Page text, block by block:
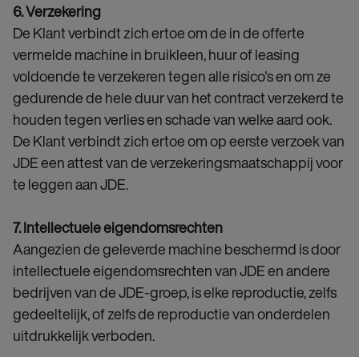
6. Verzekering
De Klant verbindt zich ertoe om de in de offerte
vermelde machine in bruikleen, huur of leasing
voldoende te verzekeren tegen alle risico's en om ze
gedurende de hele duur van het contract verzekerd te
houden tegen verlies en schade van welke aard ook.
De Klant verbindt zich ertoe om op eerste verzoek van
JDE een attest van de verzekeringsmaatschappij voor
te leggen aan JDE.
7. Intellectuele eigendomsrechten
Aangezien de geleverde machine beschermd is door
intellectuele eigendomsrechten van JDE en andere
bedrijven van de JDE-groep, is elke reproductie, zelfs
gedeeltelijk, of zelfs de reproductie van onderdelen
uitdrukkelijk verboden.